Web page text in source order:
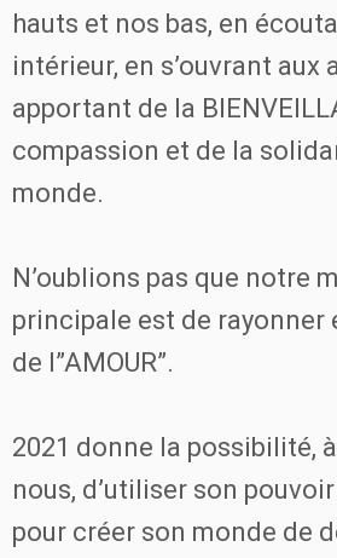
hauts et nos bas, en
intérieur, en s’ouvrant aux
apportant de la
compassion et de la
monde.
N’oublions pas que notre
principale est de
de l”AMOUR”.
2021 donne la possibilité,
nous, d’utiliser son
pour créer son monde de